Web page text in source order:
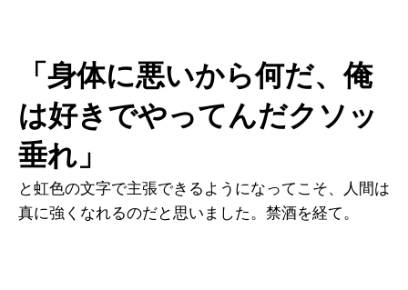
「身体に悪いから何だ、俺
は好きでやってんだクソッ
垂れ」
と虹色の文字で主張できるようになってこそ、人間は
真に強くなれるのだと思いました。禁酒を経て。